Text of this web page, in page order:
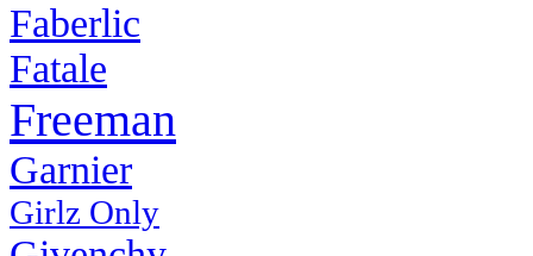
Faberlic
Fatale
Freeman
Garnier
Girlz Only